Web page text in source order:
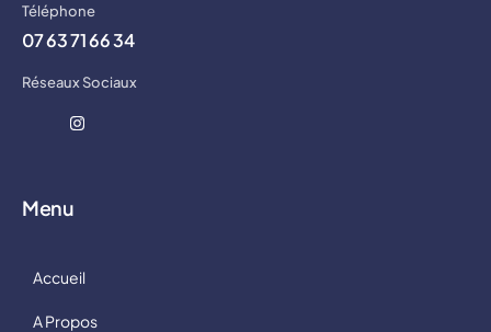
Téléphone
07 63 71 66 34
Réseaux Sociaux
Menu
Accueil
A Propos